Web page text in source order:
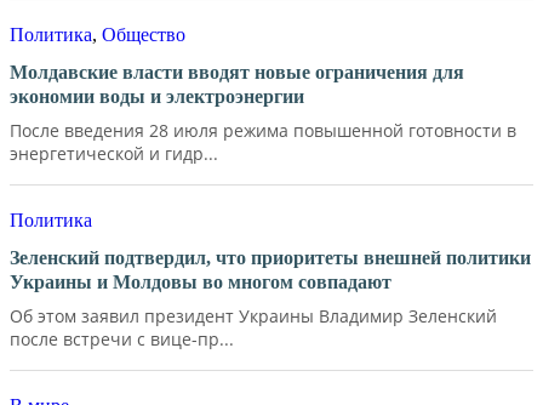
Политика, Общество
Молдавские власти вводят новые ограничения для
экономии воды и электроэнергии
После введения 28 июля режима повышенной готовности в
энергетической и гидр...
Политика
Зеленский подтвердил, что приоритеты внешней политики
Украины и Молдовы во многом совпадают
Об этом заявил президент Украины Владимир Зеленский
после встречи с вице-пр...